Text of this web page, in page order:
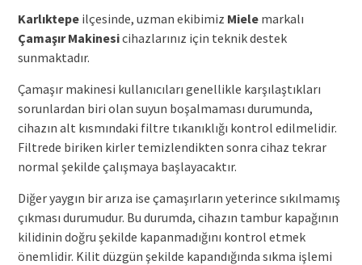
Karlıktepeilçesinde, uzman ekibimiz Mielemarkalı
Çamaşır Makinesicihazlarınız için teknik destek
sunmaktadır.
Çamaşır makinesi kullanıcıları genellikle karşılaştıkları
sorunlardan biri olan suyun boşalmaması durumunda,
cihazın alt kısmındaki filtre tıkanıklığı kontrol edilmelidir.
Filtrede biriken kirler temizlendikten sonra cihaz tekrar
normal şekilde çalışmaya başlayacaktır.
Diğer yaygın bir arıza ise çamaşırların yeterince sıkılmamış
çıkması durumudur. Bu durumda, cihazın tambur kapağının
kilidinin doğru şekilde kapanmadığını kontrol etmek
önemlidir. Kilit düzgün şekilde kapandığında sıkma işlemi